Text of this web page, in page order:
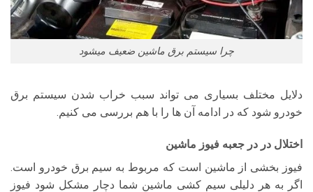
چرا سیستم برق ماشین ضعیف میشود
دلایل مختلف بسیاری می تواند سبب خراب شدن سیستم برق
خودرو شود که در ادامه آن ها را با هم بررسی می کنیم.
اختلال در در جعبه فیوز ماشین
فیوز بخشی از ماشین است که مربوط به سیم برق خودرو است.
اگر به هر دلیلی سیم کشی ماشین شما دچار مشکل شود فیوز